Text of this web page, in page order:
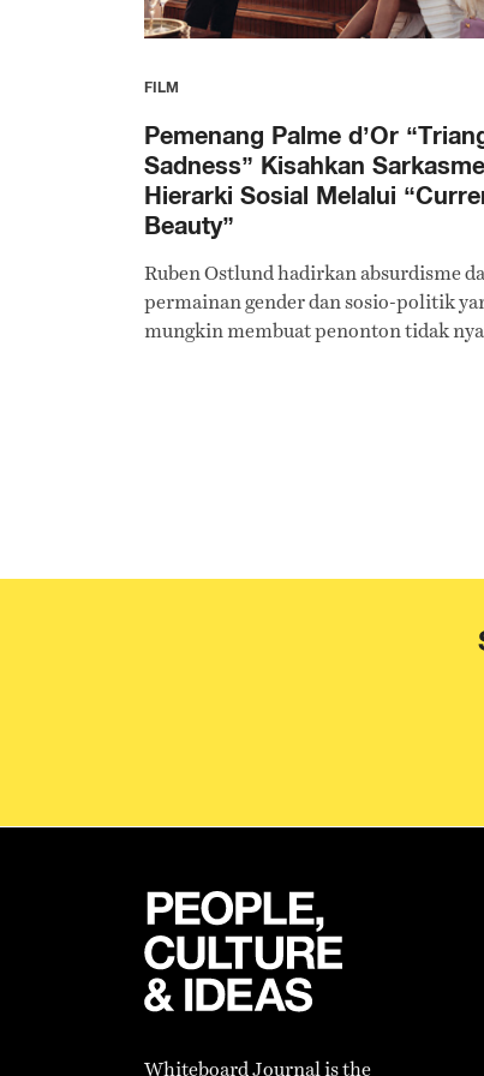
FILM
Pemenang Palme d’Or
Sadness” Kisahkan Sarkasme
Hierarki Sosial Melalui
Beauty”
Ruben Ostlund hadirkan absurdisme
permainan gender dan sosio-politik
mungkin membuat penonton tidak
Whiteboard Journal is the